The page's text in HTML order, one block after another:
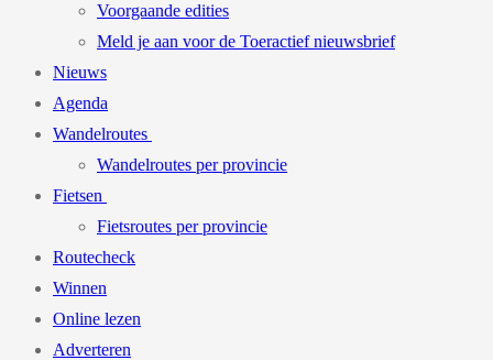
Voorgaande edities
Meld je aan voor de Toeractief nieuwsbrief
Nieuws
Agenda
Wandelroutes
Wandelroutes per provincie
Fietsen
Fietsroutes per provincie
Routecheck
Winnen
Online lezen
Adverteren